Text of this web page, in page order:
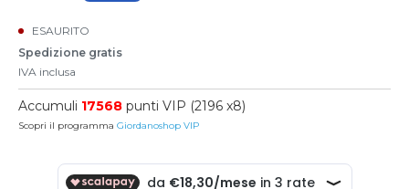
ESAURITO
Spedizione gratis
IVA inclusa
Accumuli 17568 punti VIP (2196 x8)
Scopri il programma Giordanoshop VIP